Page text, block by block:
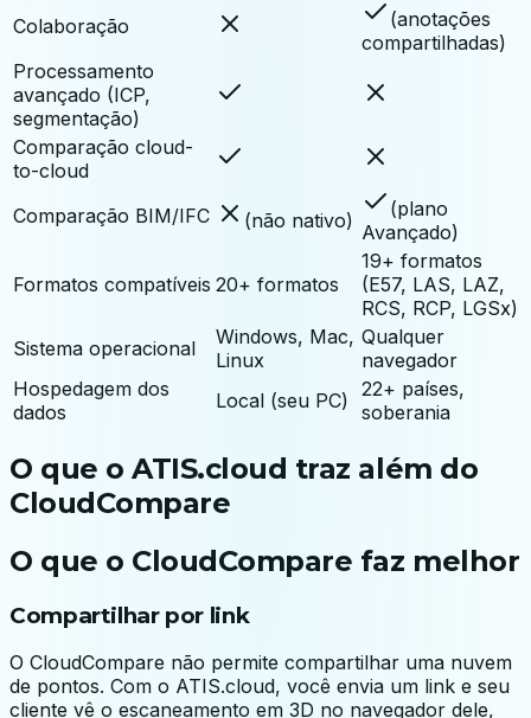
Colaboração
(anotações
compartilhadas)
Processamento
avançado (ICP,
segmentação)
Comparação cloud-
to-cloud
Comparação BIM/IFC
(não nativo)
(plano
Avançado)
Formatos compatíveis 20+ formatos
19+ formatos
(E57, LAS, LAZ,
RCS, RCP, LGSx)
Sistema operacional
Windows, Mac,
Linux
Qualquer
navegador
Hospedagem dos
dados
Local (seu PC) 22+ países,
soberania
O que o ATIS.cloud traz além do
CloudCompare
O que o CloudCompare faz melhor
Compartilhar por link
O CloudCompare não permite compartilhar uma nuvem
de pontos. Com o ATIS.cloud, você envia um link e seu
cliente vê o escaneamento em 3D no navegador dele,